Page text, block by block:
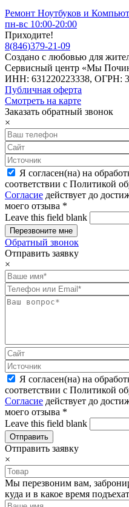
Ремонт Ноутбуков и
пн-вс 10:00-20:00
Приходите!
8(846)379-21-09
Создано с любовью для
Сервисный центр «Мы
ИНН: 631220223338, ОГРН:
Публичная оферта
Смотреть на карте
Заказать обратный звонок
×
Я согласен(на) на
соответствии с Политикой
Согласие действует до
моего отзыва *
Leave this field blank
Обратный звонок
Отправить заявку
×
Я согласен(на) на
соответствии с Политикой
Согласие действует до
моего отзыва *
Leave this field blank
Отправить заявку
×
Мы перезвоним вам,
куда и в какое время